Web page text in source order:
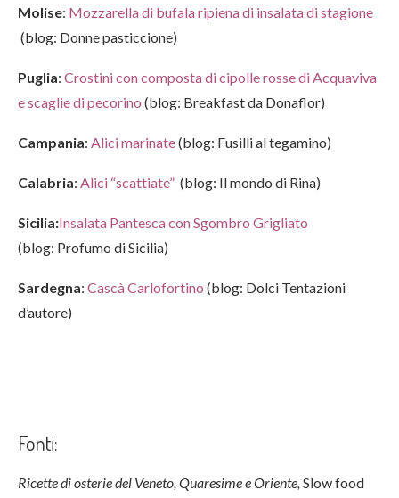
Molise: Mozzarella di bufala ripiena di insalata di stagione
(blog: Donne pasticcione)
Puglia: Crostini con composta di cipolle rosse di Acquaviva
e scaglie di pecorino (blog: Breakfast da Donaflor)
Campania: Alici marinate(blog: Fusilli al tegamino)
Calabria: Alici “scattiate” (blog: Il mondo di Rina)
Sicilia:Insalata Pantesca con Sgombro Grigliato
(blog: Profumo di Sicilia)
Sardegna: Cascà Carlofortino (blog: Dolci Tentazioni
d’autore)
Fonti:
Ricette di osterie del Veneto, Quaresime e Oriente, Slow food